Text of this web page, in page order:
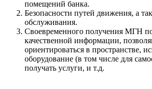
помещений банка.
Безопасности путей движения, а
обслуживания.
Своевременного получения МГН
качественной информации,
ориентироваться в пространстве,
оборудование (в том числе для
получать услуги, и т.д.